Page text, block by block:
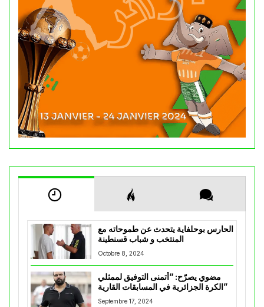
الحارس بوحلفاية يتحدث عن طموحاته مع
المنتخب و شباب قسنطينة
Octobre 8, 2024
مضوي يصرّح: “أتمنى التوفيق لممثلي
الكرة الجزائرية في المسابقات القارية”
Septembre 17, 2024